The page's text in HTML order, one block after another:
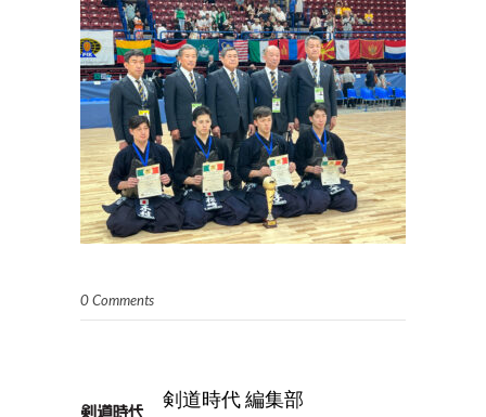
0 Comments
剣道時代 編集部